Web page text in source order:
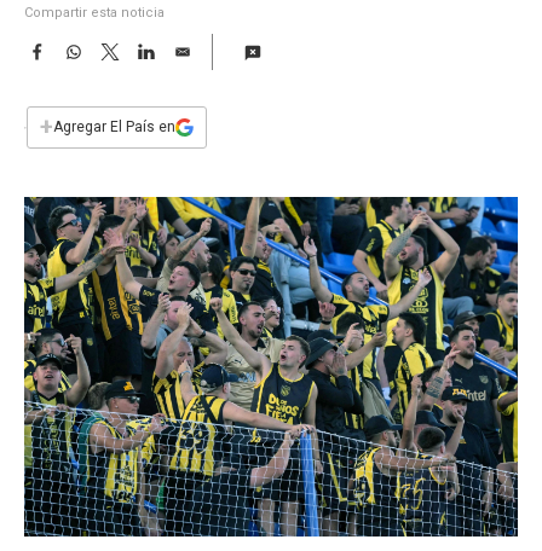
Compartir esta noticia
F
e
b
k
W
s
p
T
w
t
L
n
E
i
l
+Agregar El País en